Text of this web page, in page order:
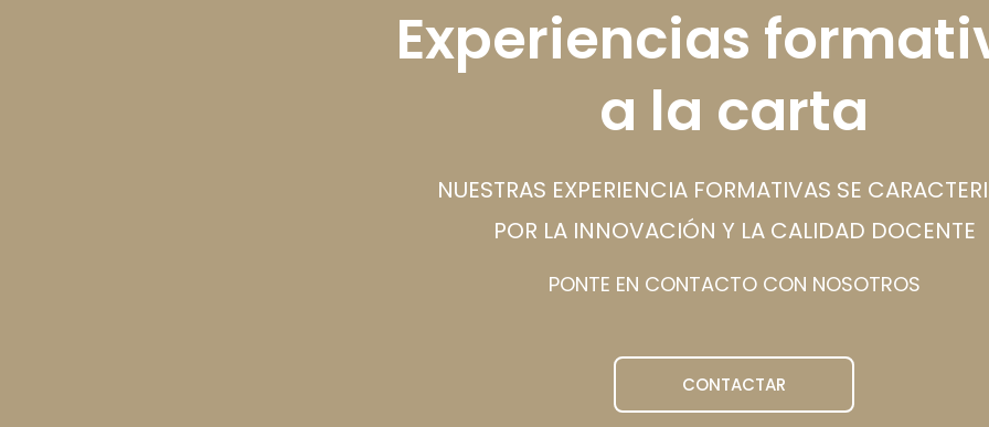
Experiencias
a la carta
NUESTRAS EXPERIENCIA FORMATIVAS SE
POR LA INNOVACIÓN Y LA CALIDAD DOCENTE
PONTE EN CONTACTO CON NOSOTROS
CONTACTAR